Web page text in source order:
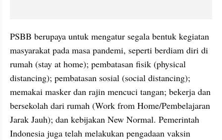
PSBB berupaya untuk mengatur segala bentuk kegiatan
masyarakat pada masa pandemi, seperti berdiam diri di
rumah (stay at home); pembatasan fisik (physical
distancing); pembatasan sosial (social distancing);
memakai masker dan rajin mencuci tangan; bekerja dan
bersekolah dari rumah (Work from Home/Pembelajaran
Jarak Jauh); dan kebijakan New Normal. Pemerintah
Indonesia juga telah melakukan pengadaan vaksin